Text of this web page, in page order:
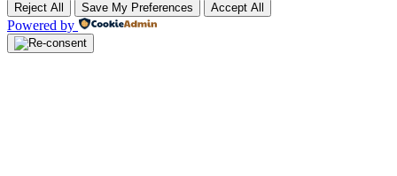
Reject All Save My Preferences Accept All
Powered by